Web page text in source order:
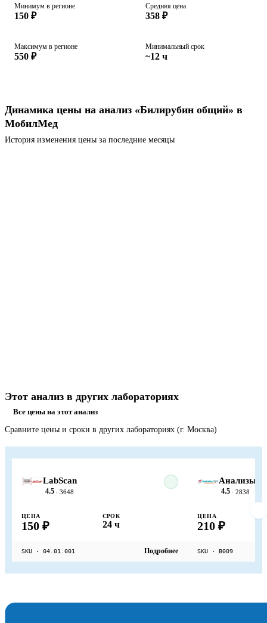
Минимум в регионе
150 ₽
Средняя цена
358 ₽
Максимум в регионе
550 ₽
Минимальный срок
~12 ч
Динамика цены на анализ «Билирубин общий» в
МобилМед
История изменения цены за последние месяцы
Этот анализ в других лабораториях
Все цены на этот анализ
Сравните цены и сроки в других лабораториях (г. Москва)
LabScan
4.5 · 3648
ЦЕНА
150 ₽
СРОК
24 ч
SKU · 04.01.001 Подробнее
4.5 · 2838
ЦЕНА
210 ₽
SKU · B009